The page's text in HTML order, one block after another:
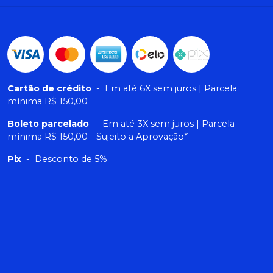
Cartão de crédito -
Em até 6X sem juros | Parcela
mínima R$ 150,00
Boleto parcelado -
Em até 3X sem juros | Parcela
mínima R$ 150,00 - Sujeito a Aprovação*
Pix - Desconto de 5%